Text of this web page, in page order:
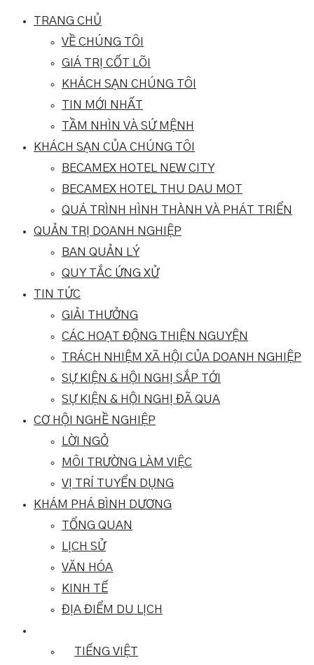
TRANG CHỦ
VỀ CHÚNG TÔI
GIÁ TRỊ CỐT LÕI
KHÁCH SẠN CHÚNG TÔI
TIN MỚI NHẤT
TẦM NHÌN VÀ SỨ MỆNH
KHÁCH SẠN CỦA CHÚNG TÔI
BECAMEX HOTEL NEW CITY
BECAMEX HOTEL THU DAU MOT
QUÁ TRÌNH HÌNH THÀNH VÀ PHÁT TRIỂN
QUẢN TRỊ DOANH NGHIỆP
BAN QUẢN LÝ
QUY TẮC ỨNG XỬ
TIN TỨC
GIẢI THƯỞNG
CÁC HOẠT ĐỘNG THIỆN NGUYỆN
TRÁCH NHIỆM XÃ HỘI CỦA DOANH NGHIỆP
SỰ KIỆN & HỘI NGHỊ SẮP TỚI
SỰ KIỆN & HỘI NGHỊ ĐÃ QUA
CƠ HỘI NGHỀ NGHIỆP
LỜI NGỎ
MÔI TRƯỜNG LÀM VIỆC
VỊ TRÍ TUYỂN DỤNG
KHÁM PHÁ BÌNH DƯƠNG
TỔNG QUAN
LỊCH SỬ
VĂN HÓA
KINH TẾ
ĐỊA ĐIỂM DU LỊCH
TIẾNG VIỆT